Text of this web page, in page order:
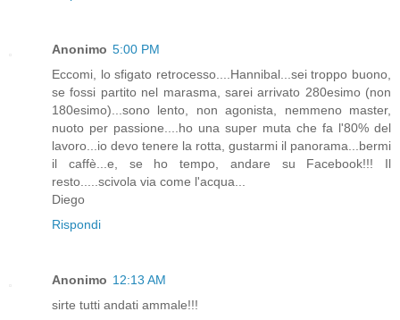
Anonimo 5:00 PM
Eccomi, lo sfigato retrocesso....Hannibal...sei troppo buono,
se fossi partito nel marasma, sarei arrivato 280esimo (non
180esimo)...sono lento, non agonista, nemmeno master,
nuoto per passione....ho una super muta che fa l'80% del
lavoro...io devo tenere la rotta, gustarmi il panorama...bermi
il caffè...e, se ho tempo, andare su Facebook!!! Il
resto.....scivola via come l'acqua...
Diego
Rispondi
Anonimo 12:13 AM
sirte tutti andati ammale!!!